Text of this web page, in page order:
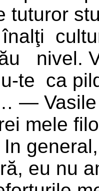
tuturor
nivel.
te ca
—
mele
eu nu